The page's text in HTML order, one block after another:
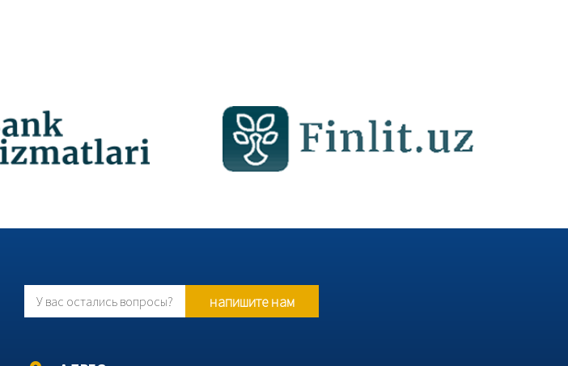
У вас остались вопросы? напишите нам